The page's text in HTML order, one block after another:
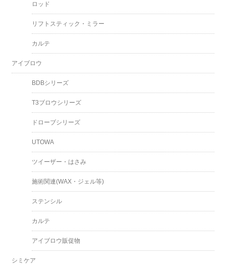
ロッド
リフトスティック・ミラー
カルテ
アイブロウ
BDBシリーズ
T3ブロウシリーズ
ドローブシリーズ
UTOWA
ツイーザー・はさみ
施術関連(WAX・ジェル等)
ステンシル
カルテ
アイブロウ販促物
シミケア